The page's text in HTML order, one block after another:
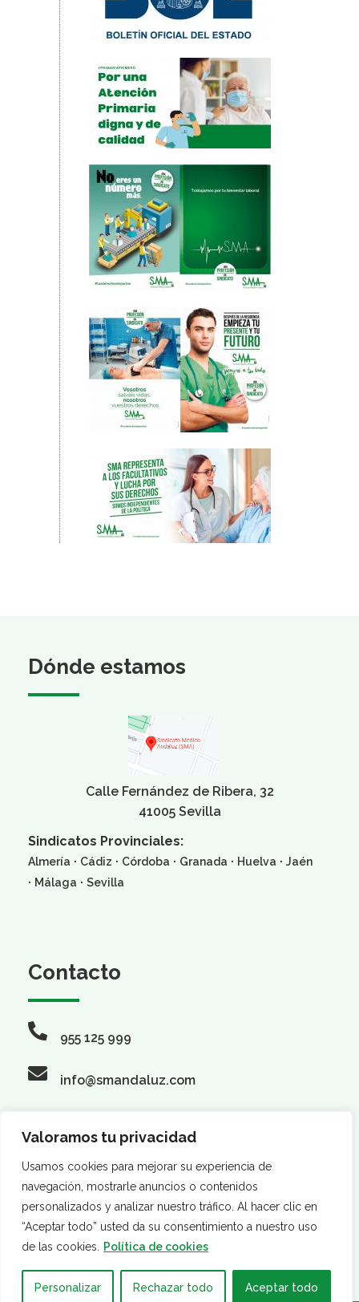
Valoramos tu privacidad
Usamos cookies para mejorar su experiencia de
navegación, mostrarle anuncios o contenidos
personalizados y analizar nuestro tráfico. Al hacer clic en
“Aceptar todo” usted da su consentimiento a nuestro uso
de las cookies.
Política de cookies
Personalizar Rechazar todo Aceptar todo
Dónde estamos
Calle Fernández de Ribera, 32
41005 Sevilla
Sindicatos Provinciales:
Almería · Cádiz · Córdoba · Granada · Huelva · Jaén
· Málaga · Sevilla
Contacto
955 125 999
info@smandaluz.com
Síguenos